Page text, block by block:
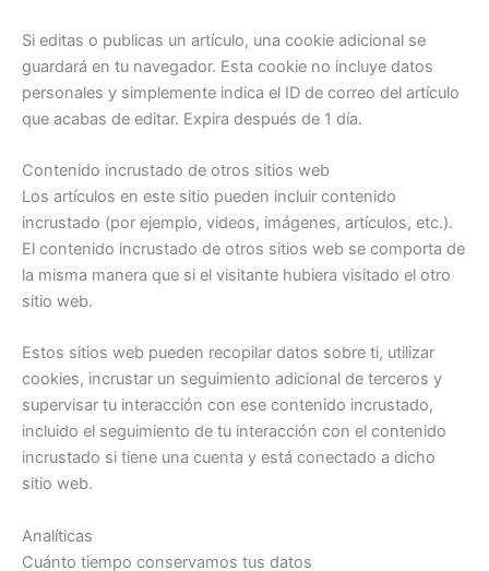
Si editas o publicas un artículo, una cookie adicional se
guardará en tu navegador. Esta cookie no incluye datos
personales y simplemente indica el ID de correo del artículo
que acabas de editar. Expira después de 1 día.
Contenido incrustado de otros sitios web
Los artículos en este sitio pueden incluir contenido
incrustado (por ejemplo, videos, imágenes, artículos, etc.).
El contenido incrustado de otros sitios web se comporta de
la misma manera que si el visitante hubiera visitado el otro
sitio web.
Estos sitios web pueden recopilar datos sobre ti, utilizar
cookies, incrustar un seguimiento adicional de terceros y
supervisar tu interacción con ese contenido incrustado,
incluido el seguimiento de tu interacción con el contenido
incrustado si tiene una cuenta y está conectado a dicho
sitio web.
Analíticas
Cuánto tiempo conservamos tus datos